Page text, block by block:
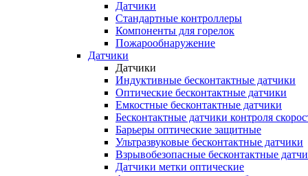
Датчики
Стандартные контроллеры
Компоненты для горелок
Пожарообнаружение
Датчики
Датчики
Индуктивные бесконтактные датчики
Оптические бесконтактные датчики
Емкостные бесконтактные датчики
Бесконтактные датчики контроля
Барьеры оптические защитные
Ультразвуковые бесконтактные датчики
Взрывобезопасные бесконтактные
Датчики метки оптические